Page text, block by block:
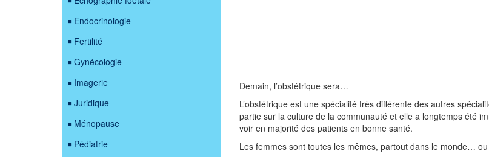
Demain, l’obstétrique sera…
L’obstétrique est une spécialité très différente des autres
partie sur la culture de la communauté et elle a longtemps été
voir en majorité des patients en bonne santé.
Les femmes sont toutes les mêmes, partout dans le monde…
Endocrinologie
Fertilité
Gynécologie
Imagerie
Juridique
Ménopause
Pédiatrie